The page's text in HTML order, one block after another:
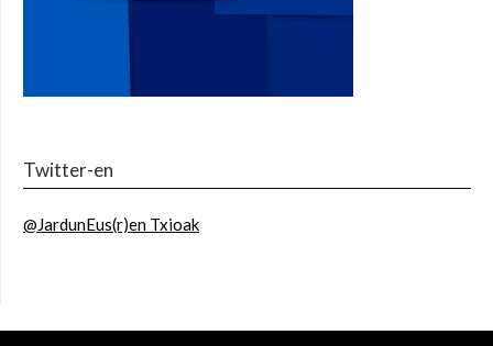
Twitter-en
@JardunEus(r)en Txioak